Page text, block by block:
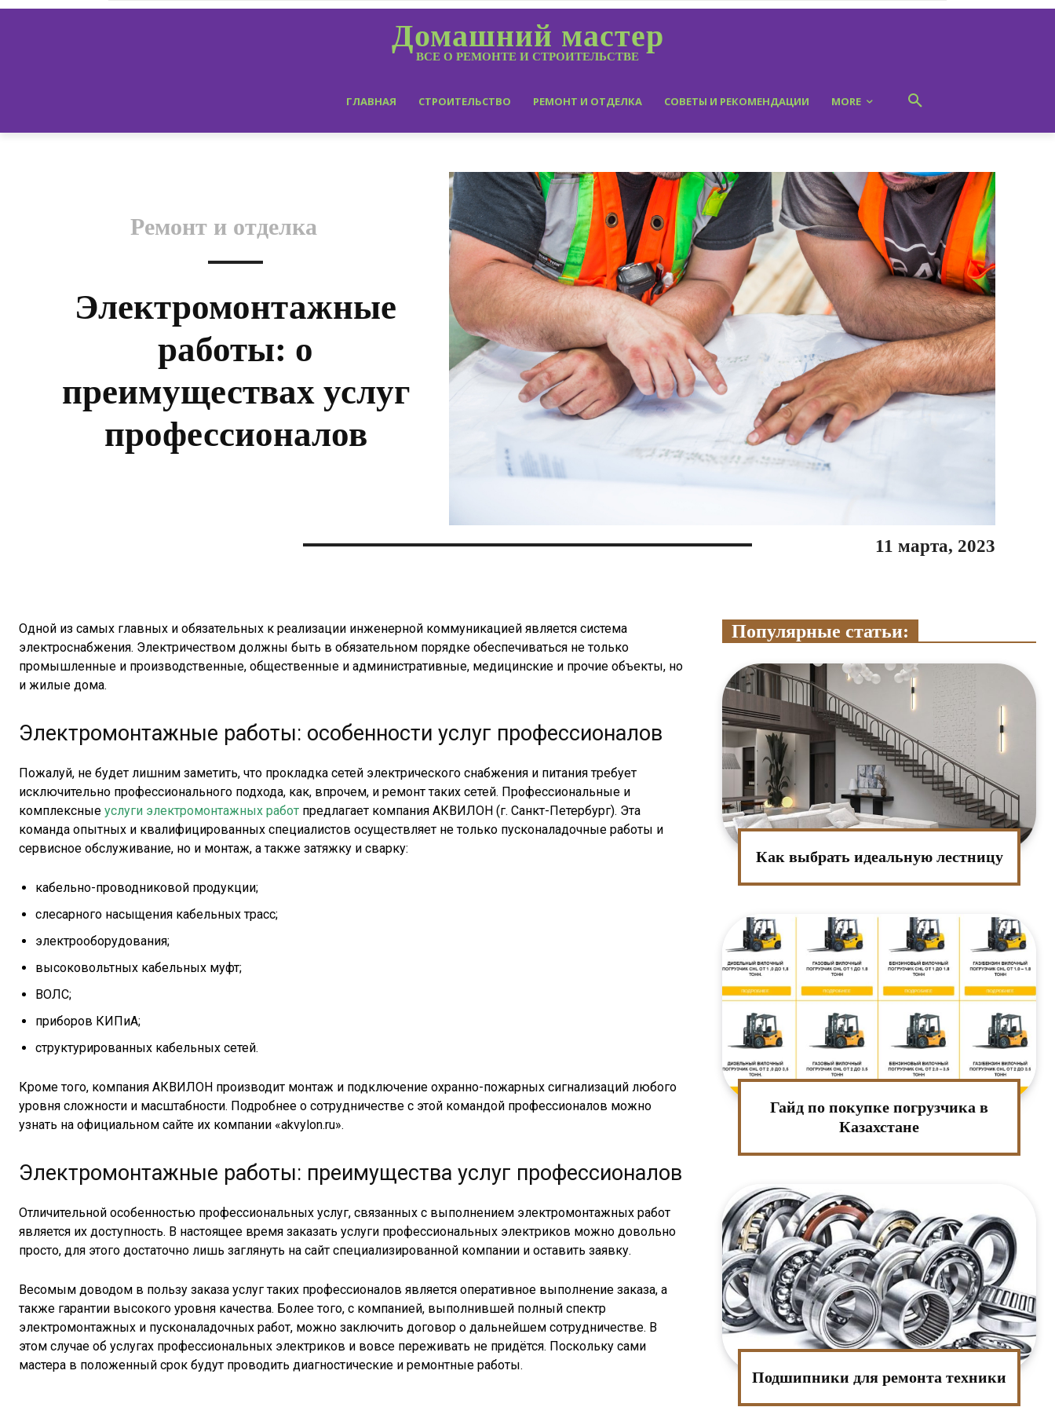
Домашний мастер
ВСЕ О РЕМОНТЕ И СТРОИТЕЛЬСТВЕ
ГЛАВНАЯ СТРОИТЕЛЬСТВО РЕМОНТ И ОТДЕЛКА СОВЕТЫ И РЕКОМЕНДАЦИИ MORE
Ремонт и отделка
Электромонтажные
работы: о
преимуществах услуг
профессионалов
11 марта, 2023
Одной из самых главных и обязательных к реализации инженерной коммуникацией является система
электроснабжения. Электричеством должны быть в обязательном порядке обеспечиваться не только
промышленные и производственные, общественные и административные, медицинские и прочие объекты, но
и жилые дома.
Электромонтажные работы: особенности услуг профессионалов
Пожалуй, не будет лишним заметить, что прокладка сетей электрического снабжения и питания требует
исключительно профессионального подхода, как, впрочем, и ремонт таких сетей. Профессиональные и
комплексные услуги электромонтажных работ предлагает компания АКВИЛОН (г. Санкт-Петербург). Эта
команда опытных и квалифицированных специалистов осуществляет не только пусконаладочные работы и
сервисное обслуживание, но и монтаж, а также затяжку и сварку:
кабельно-проводниковой продукции;
слесарного насыщения кабельных трасс;
электрооборудования;
высоковольтных кабельных муфт;
ВОЛС;
приборов КИПиА;
структурированных кабельных сетей.
Кроме того, компания АКВИЛОН производит монтаж и подключение охранно-пожарных сигнализаций любого
уровня сложности и масштабности. Подробнее о сотрудничестве с этой командой профессионалов можно
узнать на официальном сайте их компании «akvylon.ru».
Электромонтажные работы: преимущества услуг профессионалов
Отличительной особенностью профессиональных услуг, связанных с выполнением электромонтажных работ
является их доступность. В настоящее время заказать услуги профессиональных электриков можно довольно
просто, для этого достаточно лишь заглянуть на сайт специализированной компании и оставить заявку.
Весомым доводом в пользу заказа услуг таких профессионалов является оперативное выполнение заказа, а
также гарантии высокого уровня качества. Более того, с компанией, выполнившей полный спектр
электромонтажных и пусконаладочных работ, можно заключить договор о дальнейшем сотрудничестве. В
этом случае об услугах профессиональных электриков и вовсе переживать не придётся. Поскольку сами
мастера в положенный срок будут проводить диагностические и ремонтные работы.
Популярные статьи:
Как выбрать идеальную лестницу
Гайд по покупке погрузчика в
Казахстане
Подшипники для ремонта техники